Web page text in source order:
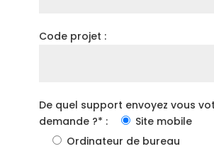
Code projet :
De quel support envoyez vous
demande ?* :
Site mobile
Ordinateur de bureau